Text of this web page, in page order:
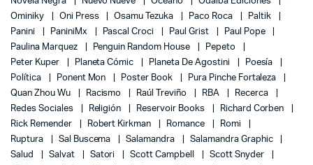
Ominiky
Oni Press Osamu Tezuka Paco Roca
Paltik
Panini
PaniniMx Pascal Croci Paul Grist
Paul Pope
Paulina Marquez
Penguin Random House
Pepeto
Peter Kuper
Planeta Cómic Planeta De Agostini
Poesía
Política
Ponent Mon Poster Book
Pura Pinche Fortaleza
Quan Zhou Wu
Racismo Raúl Treviño RBA
Recerca
Redes Sociales
Religión Reservoir Books
Richard Corben
Rick Remender
Robert Kirkman Romance
Romi
Ruptura
Sal Buscema Salamandra
Salamandra Graphic
Salud
Salvat Satori Scott Campbell
Scott Snyder